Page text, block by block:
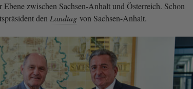
Ebene zwischen Sachsen-Anhalt und Österreich. Schon
den Landtag von Sachsen-Anhalt.